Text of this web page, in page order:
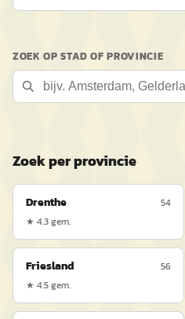
ZOEK OP STAD OF PROVINCIE
Zoek per provincie
Drenthe
54
★ 4.3gem.
Friesland
56
★ 4.5gem.